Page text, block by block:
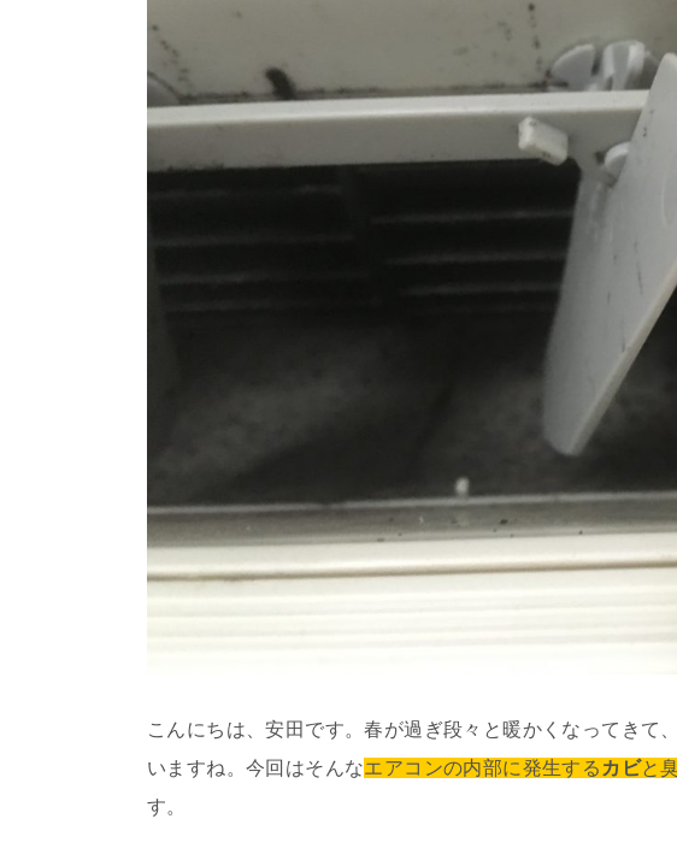
こんにちは、安田です。春が過ぎ段々と暖かくなってきて
いますね。今回はそんなエアコンの内部に発生する カビと
す。